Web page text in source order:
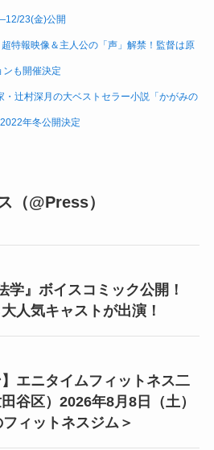
23(金)公開
特報映像＆主人公の「声」解禁！監督は原
も開催決定
辻村深月の大ベストセラー小説「かがみの
年冬公開決定
（@Press）
学』ボイスコミック公開！
人気キャストが出演！
】エニタイムフィットネス二
谷区）2026年8月8日（土）
ィットネスジム＞